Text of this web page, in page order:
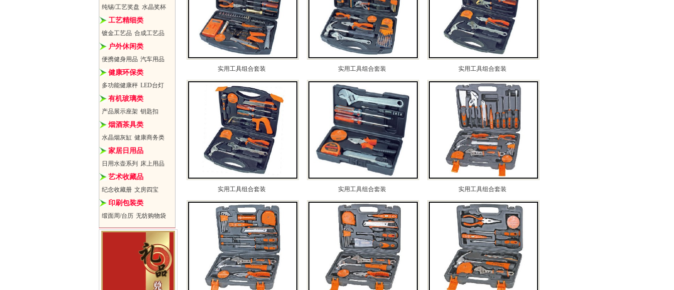
纯锡/工艺奖盘 水晶奖杯
工艺精细类
镀金工艺品 合成工艺品
户外休闲类
便携健身用品 汽车用品
健康环保类
多功能健康秤 LED台灯
有机玻璃类
产品展示座架 钥匙扣
烟酒茶具类
水晶烟灰缸 健康商务类
家居日用品
日用水壶系列 床上用品
艺术收藏品
纪念收藏册 文房四宝
印刷包装类
缎面周/台历 无纺购物袋
实用工具组合套装 实用工具组合套装 实用工具组合套装
实用工具组合套装 实用工具组合套装 实用工具组合套装